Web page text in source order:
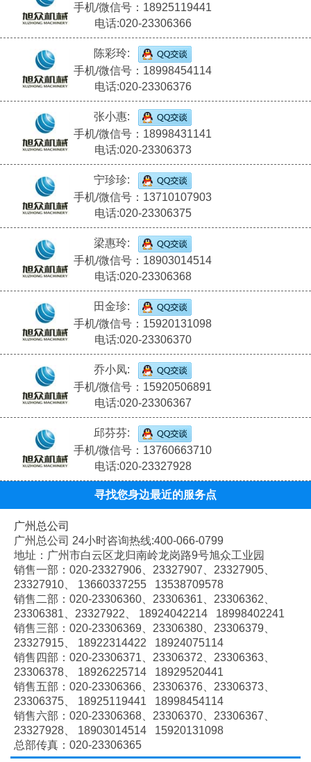
手机/微信号：18925119441
电话:020-23306366
陈彩玲:
手机/微信号：18998454114
电话:020-23306376
张小惠:
手机/微信号：18998431141
电话:020-23306373
宁珍珍:
手机/微信号：13710107903
电话:020-23306375
梁惠玲:
手机/微信号：18903014514
电话:020-23306368
田金珍:
手机/微信号：15920131098
电话:020-23306370
乔小凤:
手机/微信号：15920506891
电话:020-23306367
邱芬芬:
手机/微信号：13760663710
电话:020-23327928
寻找您身边最近的服务点
广州总公司
广州总公司 24小时咨询热线:400-066-0799
地址：广州市白云区龙归南岭龙岗路9号旭众工业园
销售一部：020-23327906、 23327907、 23327905、
23327910、
13660337255 13538709578
销售二部：020-23306360、 23306361、 23306362、
23306381、 23327922、
18924042214 18998402241
销售三部：020-23306369、 23306380、 23306379、
23327915、
18922314422 18924075114
销售四部：020-23306371、 23306372、 23306363、
23306378、
18926225714 18929520441
销售五部：020-23306366、 23306376、 23306373、
23306375、
18925119441 18998454114
销售六部：020-23306368、 23306370、 23306367、
23327928、
18903014514 15920131098
总部传真：020-23306365